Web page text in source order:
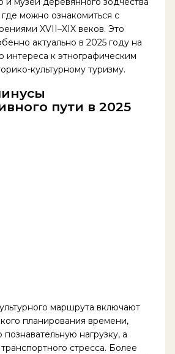
можно ознакомиться с
XVII–XIX веков. Это
актуально в 2025 году на
интереса к этнографическим
культурному туризму.
пути в 2025
маршрута включают
планирования времени,
нагрузку, а
стресса. Более